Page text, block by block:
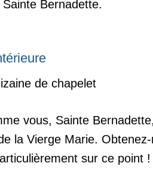
Bernadette.
de chapelet
vous, Sainte
la Vierge Marie.
sur ce point !